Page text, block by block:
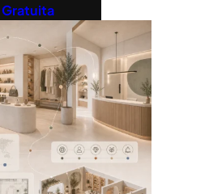
Gratuita